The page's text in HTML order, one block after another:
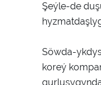
Şeýle-de
Söwda-
koreý